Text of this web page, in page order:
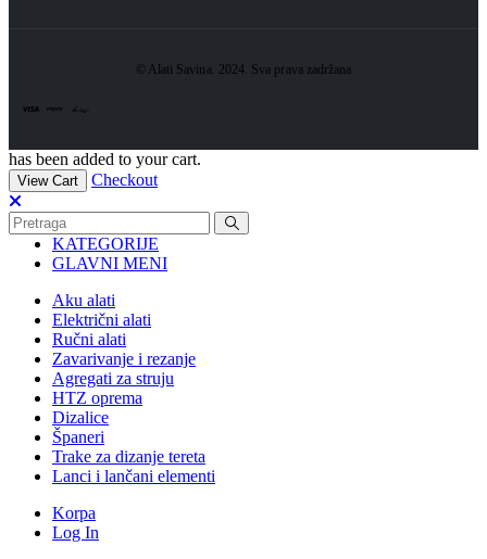
© Alati Savina. 2024. Sva prava zadržana
has been added to your cart.
View Cart Checkout
KATEGORIJE
GLAVNI MENI
Aku alati
Električni alati
Ručni alati
Zavarivanje i rezanje
Agregati za struju
HTZ oprema
Dizalice
Španeri
Trake za dizanje tereta
Lanci i lančani elementi
Korpa
Log In